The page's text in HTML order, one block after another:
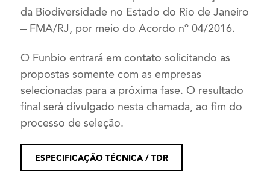
da Biodiversidade no Estado do Rio de Janeiro
– FMA/RJ, por meio do Acordo nº 04/2016.
O Funbio entrará em contato solicitando as
propostas somente com as empresas
selecionadas para a próxima fase. O resultado
final será divulgado nesta chamada, ao fim do
processo de seleção.
ESPECIFICAÇÃO TÉCNICA / TDR